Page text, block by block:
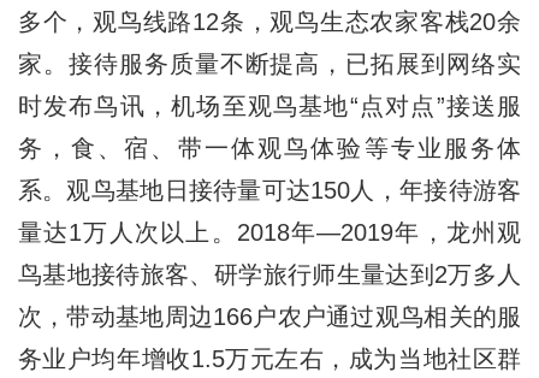
多个，观鸟线路12条，观鸟生态农家客栈20余
家。接待服务质量不断提高，已拓展到网络实
时发布鸟讯，机场至观鸟基地“点对点”接送服
务，食、宿、带一体观鸟体验等专业服务体
系。观鸟基地日接待量可达150人，年接待游客
量达1万人次以上。2018年—2019年，龙州观
鸟基地接待旅客、研学旅行师生量达到2万多人
次，带动基地周边166户农户通过观鸟相关的服
务业户均年增收1.5万元左右，成为当地社区群